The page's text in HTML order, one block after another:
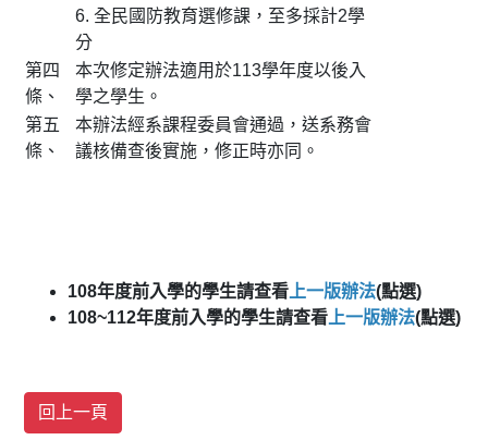
6. 全民國防教育選修課，至多採計2學
分
第四
條、
本次修定辦法適用於113學年度以後入
學之學生。
第五
條、
本辦法經系課程委員會通過，送系務會
議核備查後實施，修正時亦同。
108年度前入學的學生請查看 上一版辦法(點選)
108~112年度前入學的學生請查看 上一版辦法(點選)